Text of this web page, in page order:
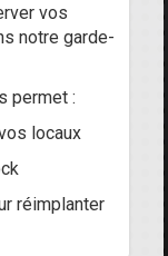
vos
notre garde-
permet :
locaux
réimplanter